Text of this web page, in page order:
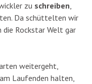
zu schreiben,
Da schüttelten wir
Rockstar Welt gar
weitergeht,
Laufenden halten,